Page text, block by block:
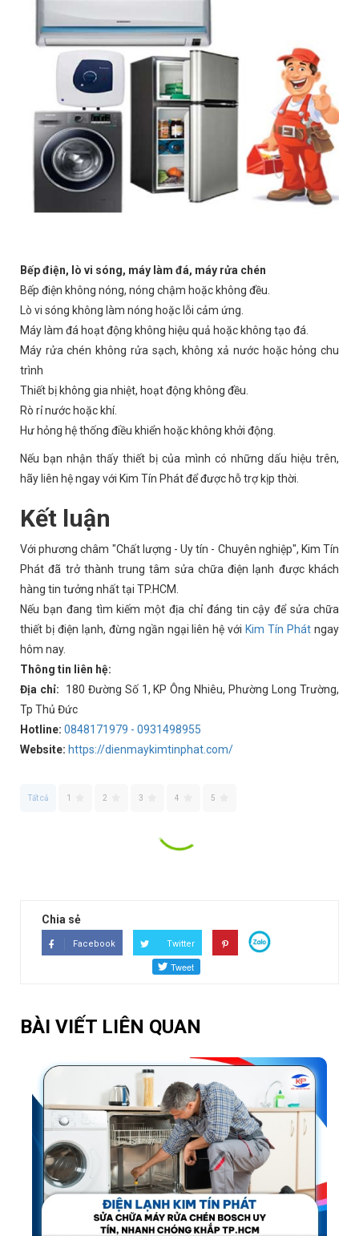
Bếp điện, lò vi sóng, máy làm đá, máy rửa chén
Bếp điện không nóng, nóng chậm hoặc không đều.
Lò vi sóng không làm nóng hoặc lỗi cảm ứng.
Máy làm đá hoạt động không hiệu quả hoặc không tạo đá.
Máy rửa chén không rửa sạch, không xả nước hoặc hỏng chu
trình
Thiết bị không gia nhiệt, hoạt động không đều.
Rò rỉ nước hoặc khí.
Hư hỏng hệ thống điều khiển hoặc không khởi động.
Nếu bạn nhận thấy thiết bị của mình có những dấu hiệu trên,
hãy liên hệ ngay với Kim Tín Phát để được hỗ trợ kịp thời.
Kết luận
Với phương châm "Chất lượng - Uy tín - Chuyên nghiệp", Kim Tín
Phát đã trở thành trung tâm sửa chữa điện lạnh được khách
hàng tin tưởng nhất tại TP.HCM.
Nếu bạn đang tìm kiếm một địa chỉ đáng tin cậy để sửa chữa
thiết bị điện lạnh, đừng ngần ngại liên hệ với Kim Tín Phát ngay
hôm nay.
Thông tin liên hệ:
Địa chỉ: 180 Đường Số 1, KP Ông Nhiêu, Phường Long Trường,
Tp Thủ Đức
Hotline: 0848171979 - 0931498955
Website: https://dienmaykimtinphat.com/
Tất cả 1 2 3 4 5
XEM TẤT CẢ ĐÁNH GIÁ
Chia sẻ
Facebook Twitter
BÀI VIẾT LIÊN QUAN